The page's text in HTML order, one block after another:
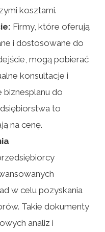
kosztami.
Firmy, które oferują
i dostosowane do
mogą pobierać
konsultacje i
do
to
na cenę.
w celu pozyskania
Takie dokumenty
analiz i